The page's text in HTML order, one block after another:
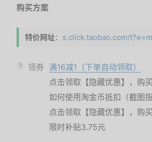
购买方案
特价网址： s.click.taobao.com/
1 领券 满16减1（下单自动领取）
点击领取【隐藏优惠】，购买
如何使用淘金币抵扣（截图指
点击领取【隐藏优惠】，购买
限时补贴3.75元